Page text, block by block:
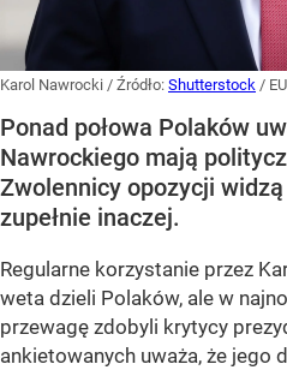
Karol Nawrocki / Źródło: Shutterstock /
Ponad połowa Polaków
Nawrockiego mają
Zwolennicy opozycji
zupełnie inaczej.
Regularne korzystanie przez
weta dzieli Polaków, ale w
przewagę zdobyli krytycy
ankietowanych uważa, że jego